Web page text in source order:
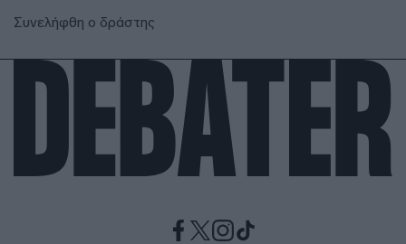
Συνελήφθη ο δράστης